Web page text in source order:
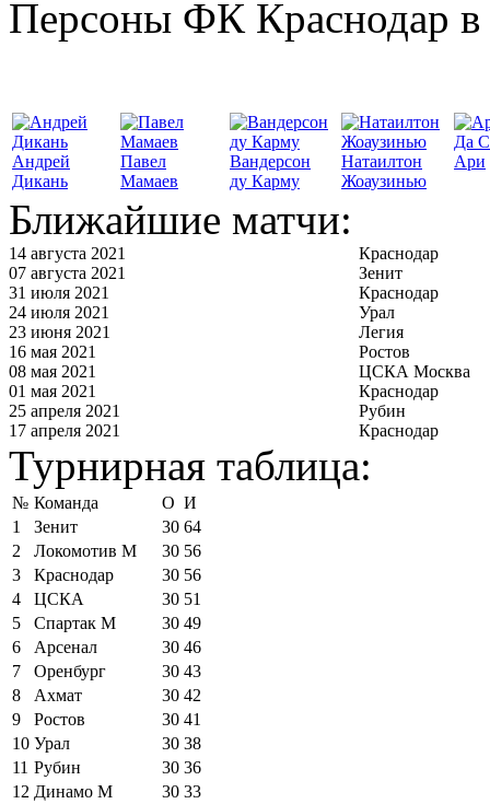
Персоны ФК Краснодар в
Андрей
Дикань
Павел
Мамаев
Вандерсон
ду Карму
Натаилтон
Жоаузинью
Да
Ари
Ближайшие матчи:
14 августа 2021
Краснодар
07 августа 2021
Зенит
31 июля 2021
Краснодар
24 июля 2021
Урал
23 июня 2021
Легия
16 мая 2021
Ростов
08 мая 2021
ЦСКА Москва
01 мая 2021
Краснодар
25 апреля 2021
Рубин
17 апреля 2021
Краснодар
Турнирная таблица:
№ Команда О И
1
Зенит 30 64
2
Локомотив М 30 56
3
Краснодар 30 56
4
ЦСКА 30 51
5
Спартак М 30 49
6
Арсенал 30 46
7
Оренбург 30 43
8
Ахмат 30 42
9
Ростов 30 41
10 Урал 30 38
11 Рубин 30 36
12 Динамо М 30 33